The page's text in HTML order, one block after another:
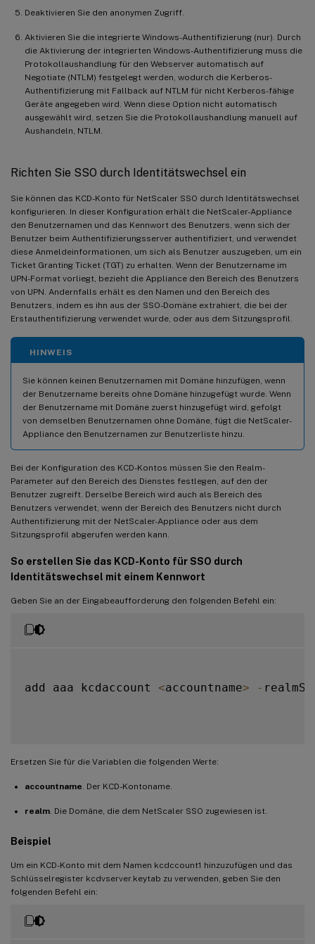
Deaktivieren Sie den anonymen Zugriff.
Aktivieren Sie die integrierte Windows-Authentifizierung (nur). Durch
die Aktivierung der integrierten Windows-Authentifizierung muss die
Protokollaushandlung für den Webserver automatisch auf
Negotiate (NTLM) festgelegt werden, wodurch die Kerberos-
Authentifizierung mit Fallback auf NTLM für nicht Kerberos-fähige
Geräte angegeben wird. Wenn diese Option nicht automatisch
ausgewählt wird, setzen Sie die Protokollaushandlung manuell auf
Aushandeln, NTLM.
Richten Sie SSO durch Identitätswechsel ein
Sie können das KCD-Konto für NetScaler SSO durch Identitätswechsel
konfigurieren. In dieser Konfiguration erhält die NetScaler-Appliance
den Benutzernamen und das Kennwort des Benutzers, wenn sich der
Benutzer beim Authentifizierungsserver authentifiziert, und verwendet
diese Anmeldeinformationen, um sich als Benutzer auszugeben, um ein
Ticket Granting Ticket (TGT) zu erhalten. Wenn der Benutzername im
UPN-Format vorliegt, bezieht die Appliance den Bereich des Benutzers
von UPN. Andernfalls erhält es den Namen und den Bereich des
Benutzers, indem es ihn aus der SSO-Domäne extrahiert, die bei der
Erstauthentifizierung verwendet wurde, oder aus dem Sitzungsprofil.
HINWEIS
Sie können keinen Benutzernamen mit Domäne hinzufügen, wenn
der Benutzername bereits ohne Domäne hinzugefügt wurde. Wenn
der Benutzername mit Domäne zuerst hinzugefügt wird, gefolgt
von demselben Benutzernamen ohne Domäne, fügt die NetScaler-
Appliance den Benutzernamen zur Benutzerliste hinzu.
Bei der Konfiguration des KCD-Kontos müssen Sie den Realm-
Parameter auf den Bereich des Dienstes festlegen, auf den der
Benutzer zugreift. Derselbe Bereich wird auch als Bereich des
Benutzers verwendet, wenn der Bereich des Benutzers nicht durch
Authentifizierung mit der NetScaler-Appliance oder aus dem
Sitzungsprofil abgerufen werden kann.
So erstellen Sie das KCD-Konto für SSO durch
Identitätswechsel mit einem Kennwort
Geben Sie an der Eingabeaufforderung den folgenden Befehl ein:
add aaa kcdaccount <accountname> -
Ersetzen Sie für die Variablen die folgenden Werte:
accountname . Der KCD-Kontoname.
realm . Die Domäne, die dem NetScaler SSO zugewiesen ist.
Beispiel
Um ein KCD-Konto mit dem Namen kcdccount1 hinzuzufügen und das
Schlüsselregister kcdvserver.keytab zu verwenden, geben Sie den
folgenden Befehl ein: